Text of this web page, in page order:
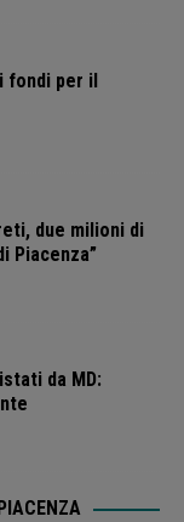
fondi per il
due milioni di
Piacenza”
da MD: